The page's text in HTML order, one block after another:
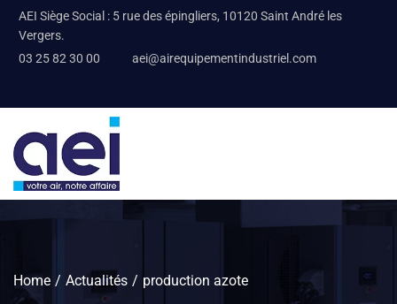
AEI Siège Social : 5 rue des épingliers, 10120 Saint André les
Vergers.
03 25 82 30 00
aei@airequipementindustriel.com
Home Actualités production azote